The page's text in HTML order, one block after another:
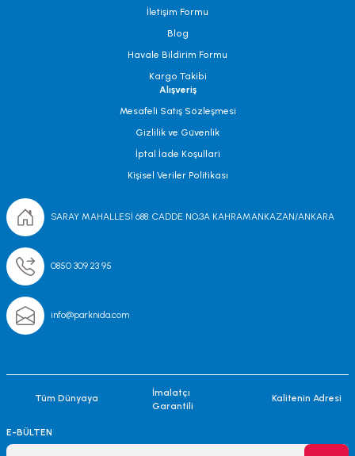
İletişim Formu
Blog
Havale Bildirim Formu
Kargo Takibi
Alışveriş
Mesafeli Satış Sözleşmesi
Gizlilik ve Güvenlik
İptal İade Koşullari
Kişisel Veriler Politikası
SARAY MAHALLESİ 688. CADDE NO;3A KAHRAMANKAZAN/ANKARA
0850 309 23 95
info@parknida.com
Tüm Dünyaya
İmalatçı
Garantili
Kalitenin Adresi
E-BÜLTEN